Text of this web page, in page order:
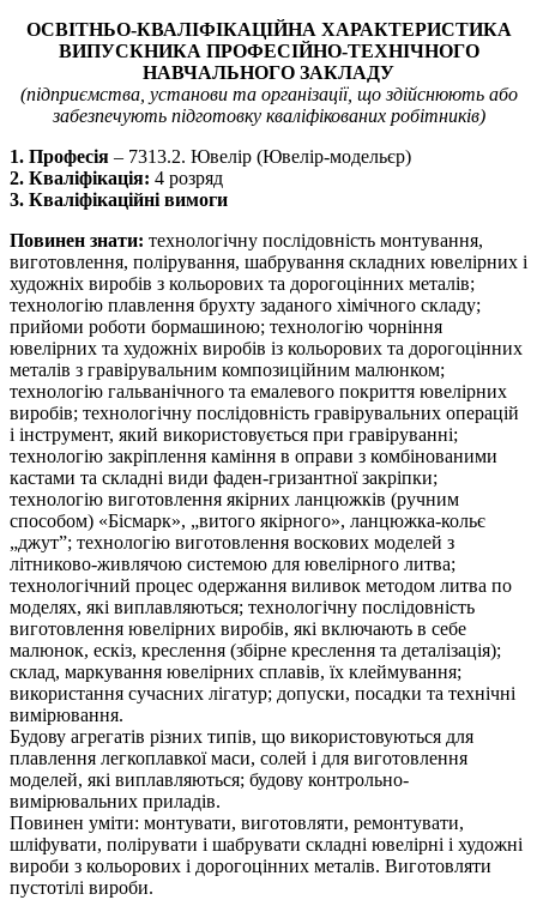
ОСВІТНЬО-КВАЛІФІКАЦІЙНА ХАРАКТЕРИСТИКА
ВИПУСКНИКА ПРОФЕСІЙНО-ТЕХНІЧНОГО
НАВЧАЛЬНОГО ЗАКЛАДУ
(підприємства, установи та організації, що здійснюють або
забезпечують підготовку кваліфікованих робітників)
1. Професія – 7313.2. Ювелір (Ювелір-модельєр)
2. Кваліфікація: 4 розряд
3. Кваліфікаційні вимоги
Повинен знати: технологічну послідовність монтування,
виготовлення, полірування, шабрування складних ювелірних і
художніх виробів з кольорових та дорогоцінних металів;
технологію плавлення брухту заданого хімічного складу;
прийоми роботи бормашиною; технологію чорніння
ювелірних та художніх виробів із кольорових та дорогоцінних
металів з гравірувальним композиційним малюнком;
технологію гальванічного та емалевого покриття ювелірних
виробів; технологічну послідовність гравірувальних операцій
і інструмент, який використовується при гравіруванні;
технологію закріплення каміння в оправи з комбінованими
кастами та складні види фаден-гризантної закріпки;
технологію виготовлення якірних ланцюжків (ручним
способом) «Бісмарк», „витого якірного», ланцюжка-кольє
„джут”; технологію виготовлення воскових моделей з
літниково-живлячою системою для ювелірного литва;
технологічний процес одержання виливок методом литва по
моделях, які виплавляються; технологічну послідовність
виготовлення ювелірних виробів, які включають в себе
малюнок, ескіз, креслення (збірне креслення та деталізація);
склад, маркування ювелірних сплавів, їх клеймування;
використання сучасних лігатур; допуски, посадки та технічні
вимірювання.
Будову агрегатів різних типів, що використовуються для
плавлення легкоплавкої маси, солей і для виготовлення
моделей, які виплавляються; будову контрольно-
вимірювальних приладів.
Повинен уміти: монтувати, виготовляти, ремонтувати,
шліфувати, полірувати і шабрувати складні ювелірні і художні
вироби з кольорових і дорогоцінних металів. Виготовляти
пустотілі вироби.